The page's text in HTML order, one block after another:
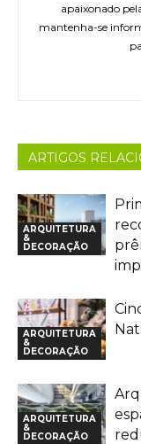
apaixonado
mantenha-se
ARTIGOS
ARQUITETURA
&
DECORAÇÃO
ARQUITETURA
&
DECORAÇÃO
ARQUITETURA
&
DECORAÇÃO